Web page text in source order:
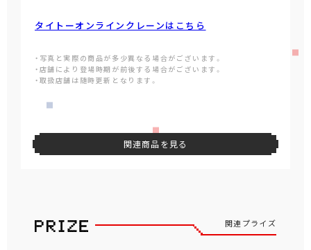
タイトーオンラインクレーンはこちら
・写真と実際の商品が多少異なる場合がございます。
・店舗により登場時期が前後する場合がございます。
・取扱店舗は随時更新となります。
関連商品を見る
関連プライズ